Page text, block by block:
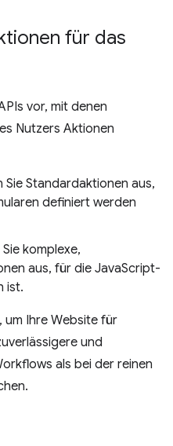
für das
vor, mit denen
Nutzers Aktionen
Sie Standardaktionen aus,
definiert werden
komplexe,
aus, für die JavaScript-
ist.
um Ihre Website für
und
als bei der reinen